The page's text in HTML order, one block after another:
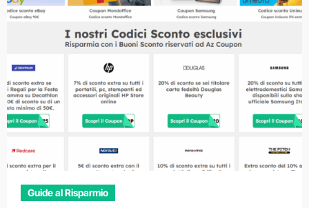
Guide al Risparmio